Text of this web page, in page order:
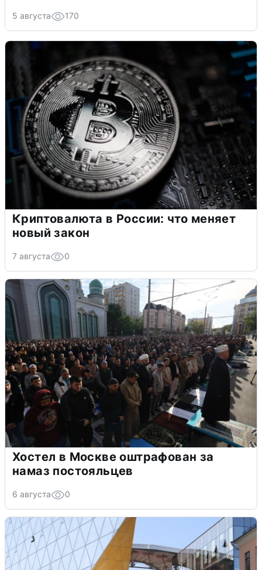
5 августа 170
Криптовалюта в России: что меняет
новый закон
7 августа 0
Хостел в Москве оштрафован за
намаз постояльцев
6 августа 0